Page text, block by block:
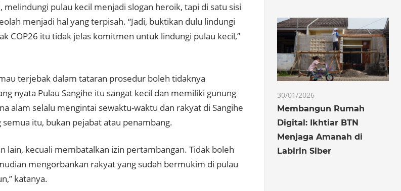
melindungi pulau kecil menjadi slogan heroik, tapi di satu sisi
menjadi hal yang terpisah. “Jadi, buktikan dulu lindungi
COP26 itu tidak jelas komitmen untuk lindungi pulau kecil,”
terjebak dalam tataran prosedur boleh tidaknya
nyata Pulau Sangihe itu sangat kecil dan memiliki gunung
alam selalu mengintai sewaktu-waktu dan rakyat di Sangihe
itu, bukan pejabat atau penambang.
lain, kecuali membatalkan izin pertambangan. Tidak boleh
mengorbankan rakyat yang sudah bermukim di pulau
katanya.
30/01/2026
Membangun Rumah
Digital: Ikhtiar BTN
Menjaga Amanah di
Labirin Siber